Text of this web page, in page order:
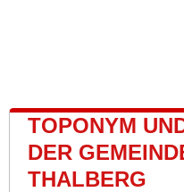
TOPONYM
DER
THALBERG